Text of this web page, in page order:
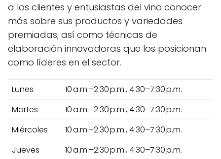
a los clientes y entusiastas del vino conocer
más sobre sus productos y variedades
premiadas, así como técnicas de
elaboración innovadoras que los posicionan
como líderes en el sector.
Lunes
10 a.m.–2:30 p.m., 4:30–7:30 p.m.
Martes
10 a.m.–2:30 p.m., 4:30–7:30 p.m.
Miércoles
10 a.m.–2:30 p.m., 4:30–7:30 p.m.
Jueves
10 a.m.–2:30 p.m., 4:30–7:30 p.m.